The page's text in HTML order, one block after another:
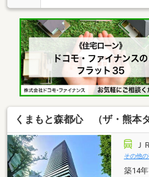
タートできます♪○高層階
築！室内大変綺麗に保た
ェアございます！憧れの
ます♪○コンビニやスーパ
く、買い物や外食にも便
す！○落ち着いた住環境
したおすすめの一邸です
お客様へ■ご来店・見学
くまもと森都心 （ザ・熊本タ
Ｊ
その他
築14